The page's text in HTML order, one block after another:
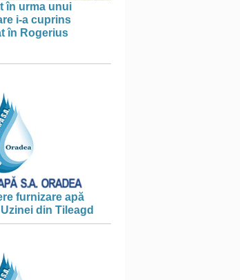
în urma unui
i-a cuprins
în Rogerius
furnizare apă
din Tileagd